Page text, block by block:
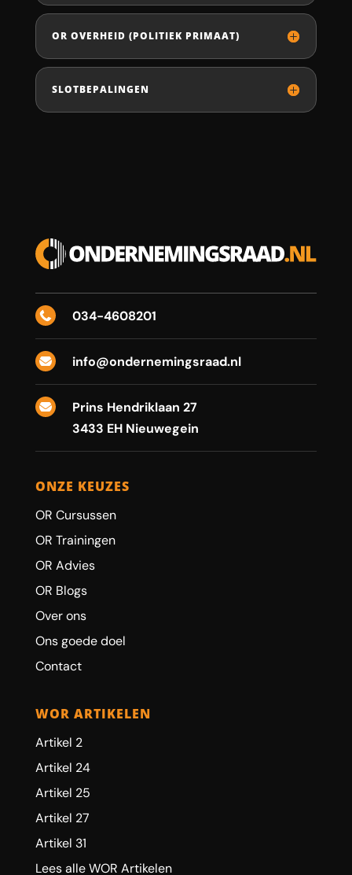
OR OVERHEID (POLITIEK PRIMAAT)
SLOTBEPALINGEN
 034-4608201
 info@ondernemingsraad.nl

Prins Hendriklaan 27
3433 EH Nieuwegein
ONZE KEUZES
OR Cursussen
OR Trainingen
OR Advies
OR Blogs
Over ons
Ons goede doel
Contact
WOR ARTIKELEN
Artikel 2
Artikel 24
Artikel 25
Artikel 27
Artikel 31
Lees alle WOR Artikelen